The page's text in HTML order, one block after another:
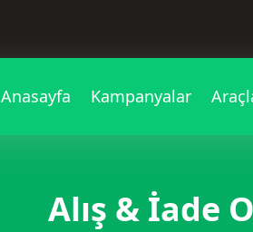
Anasayfa Kampanyalar
Alış & İade